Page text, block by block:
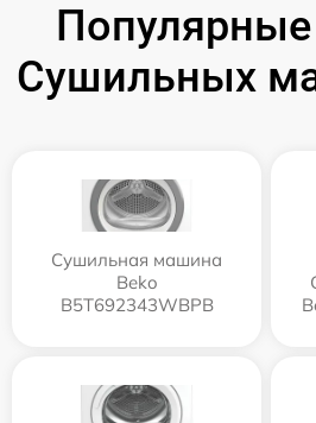
Сушильных
Сушильная машина
Beko
B5T692343WBPB